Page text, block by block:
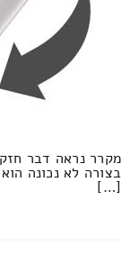
מקרר נראה דבר
בצורה לא נכונה
[…]